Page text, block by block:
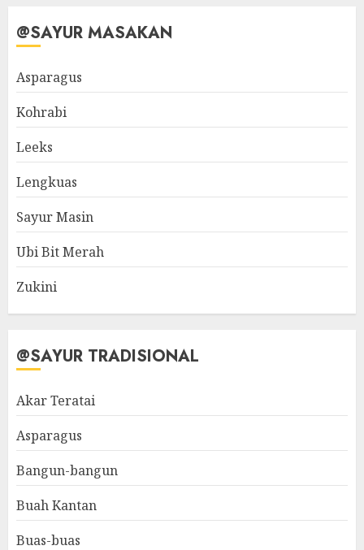
@SAYUR MASAKAN
Asparagus
Kohrabi
Leeks
Lengkuas
Sayur Masin
Ubi Bit Merah
Zukini
@SAYUR TRADISIONAL
Akar Teratai
Asparagus
Bangun-bangun
Buah Kantan
Buas-buas